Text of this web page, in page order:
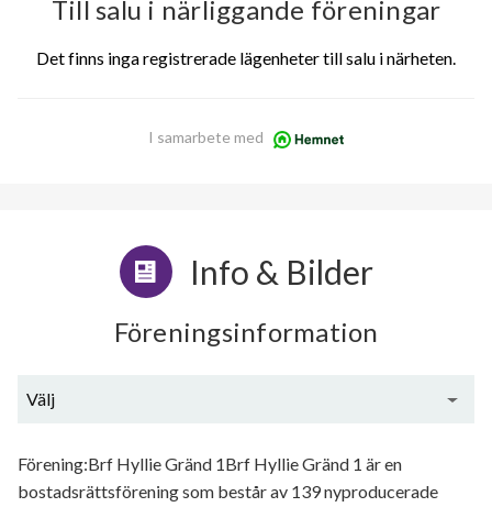
Till salu i närliggande föreningar
Det finns inga registrerade lägenheter till salu i närheten.
I samarbete med
Info & Bilder
Föreningsinformation
Välj
Förening:Brf Hyllie Gränd 1Brf Hyllie Gränd 1 är en
bostadsrättsförening som består av 139 nyproducerade